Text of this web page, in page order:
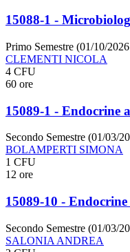
15088-1 -
Primo Semestre (01/10/
CLEMENTI NICOLA
4 CFU
60 ore
15089-1 - Endocrine
Secondo Semestre (01/03/
BOLAMPERTI SIMONA
1 CFU
12 ore
15089-10 -
Secondo Semestre (01/03/
SALONIA ANDREA